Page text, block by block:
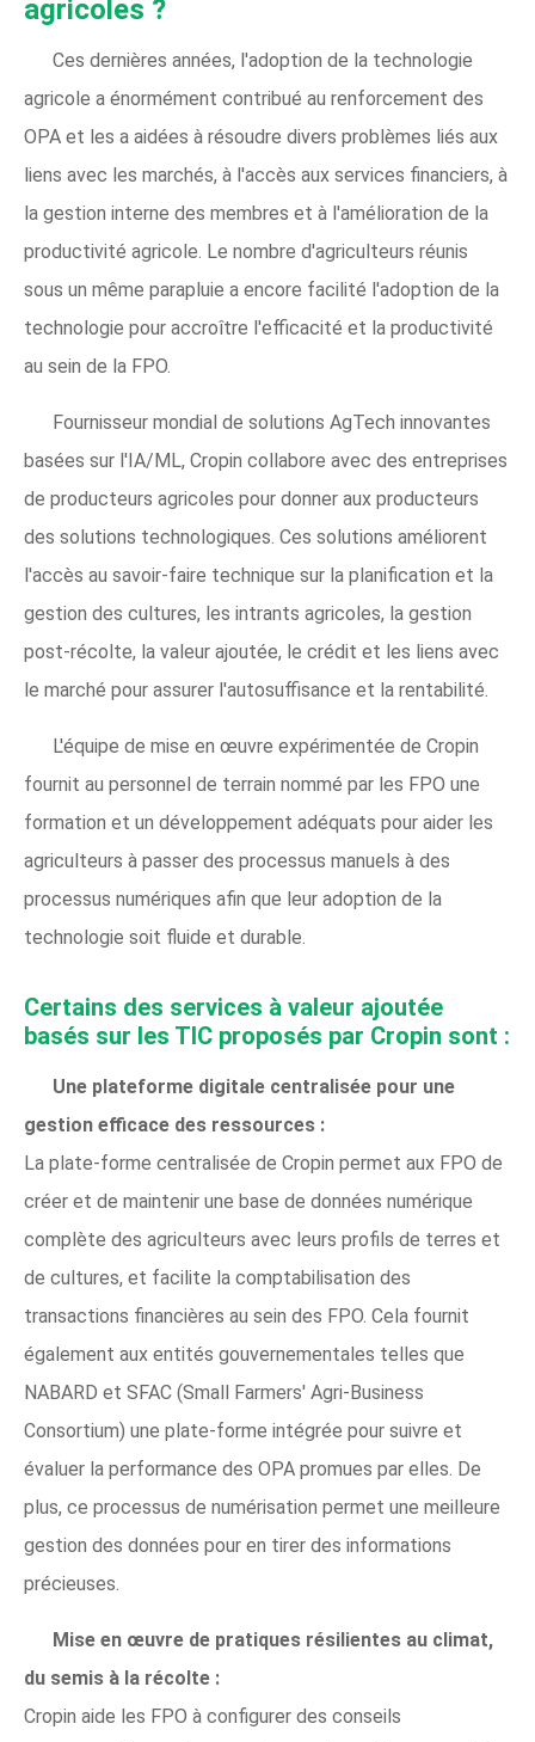
agricoles ?
Ces dernières années, l'adoption de la technologie
agricole a énormément contribué au renforcement des
OPA et les a aidées à résoudre divers problèmes liés aux
liens avec les marchés, à l'accès aux services financiers, à
la gestion interne des membres et à l'amélioration de la
productivité agricole. Le nombre d'agriculteurs réunis
sous un même parapluie a encore facilité l'adoption de la
technologie pour accroître l'efficacité et la productivité
au sein de la FPO.
Fournisseur mondial de solutions AgTech innovantes
basées sur l'IA/ML, Cropin collabore avec des entreprises
de producteurs agricoles pour donner aux producteurs
des solutions technologiques. Ces solutions améliorent
l'accès au savoir-faire technique sur la planification et la
gestion des cultures, les intrants agricoles, la gestion
post-récolte, la valeur ajoutée, le crédit et les liens avec
le marché pour assurer l'autosuffisance et la rentabilité.
L'équipe de mise en œuvre expérimentée de Cropin
fournit au personnel de terrain nommé par les FPO une
formation et un développement adéquats pour aider les
agriculteurs à passer des processus manuels à des
processus numériques afin que leur adoption de la
technologie soit fluide et durable.
Certains des services à valeur ajoutée
basés sur les TIC proposés par Cropin sont :
Une plateforme digitale centralisée pour une
gestion efficace des ressources :
La plate-forme centralisée de Cropin permet aux FPO de
créer et de maintenir une base de données numérique
complète des agriculteurs avec leurs profils de terres et
de cultures, et facilite la comptabilisation des
transactions financières au sein des FPO. Cela fournit
également aux entités gouvernementales telles que
NABARD et SFAC (Small Farmers' Agri-Business
Consortium) une plate-forme intégrée pour suivre et
évaluer la performance des OPA promues par elles. De
plus, ce processus de numérisation permet une meilleure
gestion des données pour en tirer des informations
précieuses.
Mise en œuvre de pratiques résilientes au climat,
du semis à la récolte :
Cropin aide les FPO à configurer des conseils